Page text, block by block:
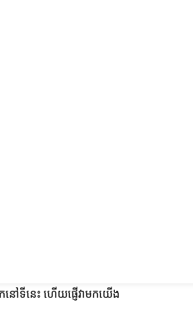
នៅទីនេះ ហើយផ្ញើវាមកយើង